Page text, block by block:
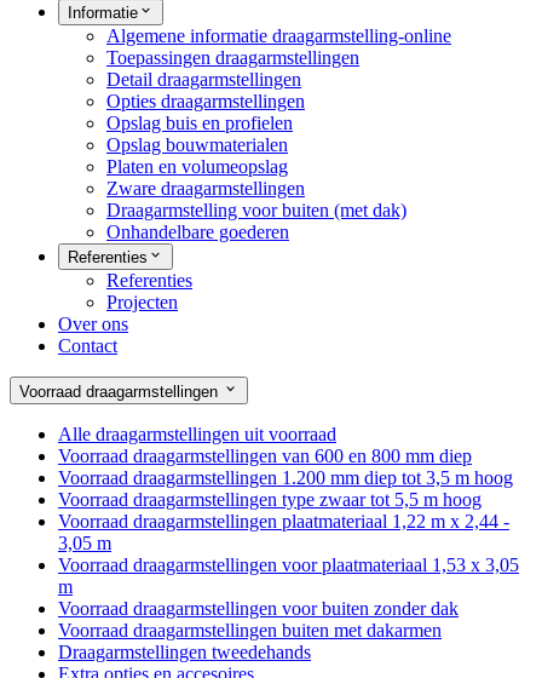
Informatie
Algemene informatie draagarmstelling-online
Toepassingen draagarmstellingen
Detail draagarmstellingen
Opties draagarmstellingen
Opslag buis en profielen
Opslag bouwmaterialen
Platen en volumeopslag
Zware draagarmstellingen
Draagarmstelling voor buiten (met dak)
Onhandelbare goederen
Referenties
Referenties
Projecten
Over ons
Contact
Voorraad draagarmstellingen
Alle draagarmstellingen uit voorraad
Voorraad draagarmstellingen van 600 en 800 mm diep
Voorraad draagarmstellingen 1.200 mm diep tot 3,5 m hoog
Voorraad draagarmstellingen type zwaar tot 5,5 m hoog
Voorraad draagarmstellingen plaatmateriaal 1,22 m x 2,44 -
3,05 m
Voorraad draagarmstellingen voor plaatmateriaal 1,53 x 3,05
m
Voorraad draagarmstellingen voor buiten zonder dak
Voorraad draagarmstellingen buiten met dakarmen
Draagarmstellingen tweedehands
Extra opties en accesoires